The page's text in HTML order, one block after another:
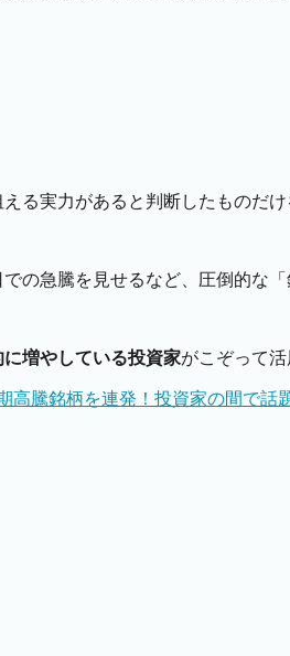
える実力があると判断したものだ
の急騰を見せるなど、圧倒的な「
に増やしている投資家がこぞって
高騰銘柄を連発！投資家の間で話